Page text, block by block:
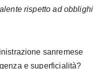
rispetto ad obblighi
sanremese
e superficialità?